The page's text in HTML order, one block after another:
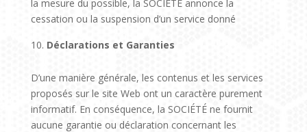
la mesure du possible, la SOCIÉTÉ annonce la
cessation ou la suspension d’un service donné
Déclarations et Garanties
D’une manière générale, les contenus et les services
proposés sur le site Web ont un caractère purement
informatif. En conséquence, la SOCIÉTÉ ne fournit
aucune garantie ou déclaration concernant les